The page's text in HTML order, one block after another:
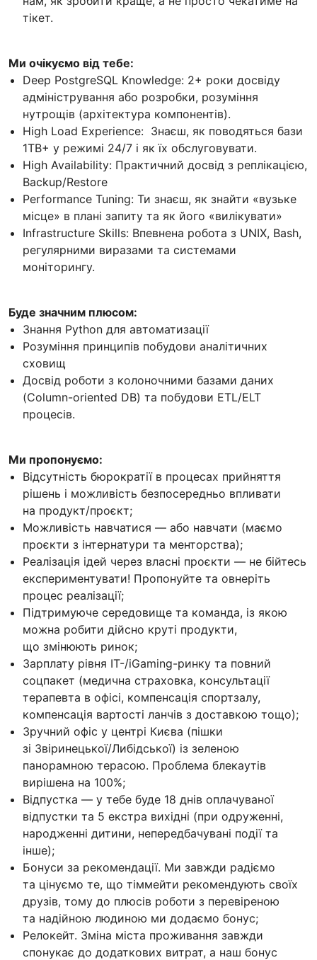
тікет.
Ми очікуємо від тебе:
Deep PostgreSQL Knowledge: 2+ роки досвіду
адміністрування або розробки, розуміння
нутрощів (архітектура компонентів).
High Load Experience: Знаєш, як поводяться бази
1TB+ у режимі 24/7 і як їх обслуговувати.
High Availability: Практичний досвід з реплікацією,
Backup/Restore
Performance Tuning: Ти знаєш, як знайти «вузьке
місце» в плані запиту та як його «вилікувати»
Infrastructure Skills: Впевнена робота з UNIX, Bash,
регулярними виразами та системами
моніторингу.
Буде значним плюсом:
Знання Python для автоматизації
Розуміння принципів побудови аналітичних
сховищ
Досвід роботи з колоночними базами даних
(Column-oriented DB) та побудови ETL/ELT
процесів.
Ми пропонуємо:
Відсутність бюрократії в процесах прийняття
рішень і можливість безпосередньо впливати
на продукт/проєкт;
Можливість навчатися — або навчати (маємо
проєкти з інтернатури та менторства);
Реалізація ідей через власні проєкти — не бійтесь
експериментувати! Пропонуйте та овнеріть
процес реалізації;
Підтримуюче середовище та команда, із якою
можна робити дійсно круті продукти,
що змінюють ринок;
Зарплату рівня IT-/iGaming-ринку та повний
соцпакет (медична страховка, консультації
терапевта в офісі, компенсація спортзалу,
компенсація вартості ланчів з доставкою тощо);
Зручний офіс у центрі Києва (пішки
зі Звіринецької/Либідської) із зеленою
панорамною терасою. Проблема блекаутів
вирішена на 100%;
Відпустка — у тебе буде 18 днів оплачуваної
відпустки та 5 екстра вихідні (при одруженні,
народженні дитини, непередбачувані події та
інше);
Бонуси за рекомендації. Ми завжди радіємо
та цінуємо те, що тіммейти рекомендують своїх
друзів, тому до плюсів роботи з перевіреною
та надійною людиною ми додаємо бонус;
Релокейт. Зміна міста проживання завжди
спонукає до додаткових витрат, а наш бонус